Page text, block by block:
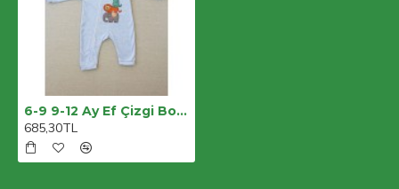
6-9 9-12 Ay Ef Çizgi Boy Fermuarlı Hayvanlar Alemi Nakışlı Kapşonlu Kız Erkek Bebek Tulumu
685,30TL